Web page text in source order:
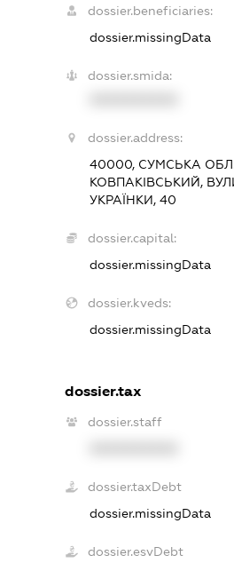
dossier.beneficiaries:
dossier.missingData
dossier.smida:
dossier.address:
40000, СУМСЬКА
КОВПАКІВСЬКИЙ,
УКРАЇНКИ, 40
dossier.capital:
dossier.missingData
dossier.kveds:
dossier.missingData
dossier.tax
dossier.staff
dossier.taxDebt
dossier.missingData
dossier.esvDebt